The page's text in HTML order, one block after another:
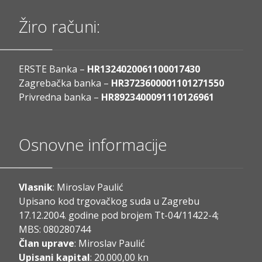
Žiro računi:
ERSTE Banka – HR1324020061100017430
Zagrebačka banka – HR3723600001101271550
Privredna banka – HR8923400091110126961
Osnovne informacije
Vlasnik: Miroslav Paulić
Upisano kod trgovačkog suda u Zagrebu
17.12.2004. godine pod brojem Tt-04/11422-4;
MBS: 080280744
Član uprave: Miroslav Paulić
Upisani kapital: 20.000,00 kn